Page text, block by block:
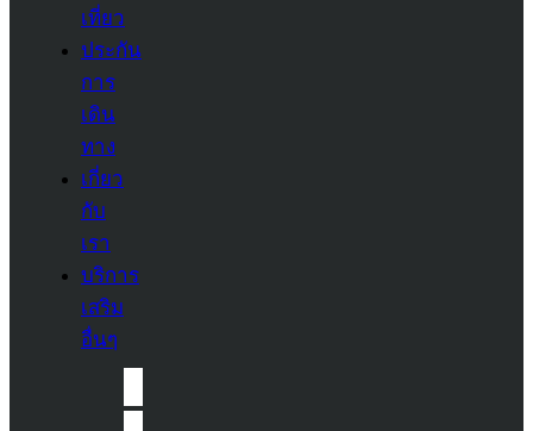
เที่ยว
ประกัน
การ
เดิน
ทาง
เกี่ยว
กับ
เรา
บริการ
เสริม
อื่นๆ